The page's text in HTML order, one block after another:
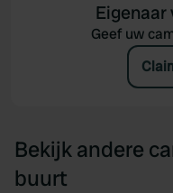
Eigenaar
Geef uw
Bekijk andere
buurt